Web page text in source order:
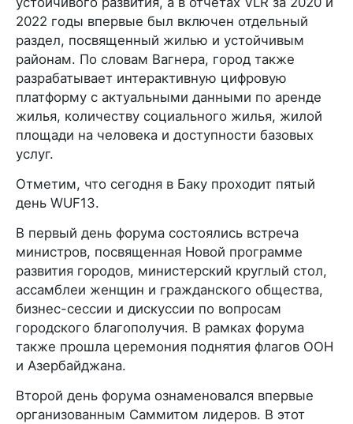
2022 годы впервые был включен отдельный
раздел, посвященный жилью и устойчивым
районам. По словам Вагнера, город также
разрабатывает интерактивную цифровую
платформу с актуальными данными по аренде
жилья, количеству социального жилья, жилой
площади на человека и доступности базовых
услуг.
Отметим, что сегодня в Баку проходит пятый
день WUF13.
В первый день форума состоялись встреча
министров, посвященная Новой программе
развития городов, министерский круглый стол,
ассамблеи женщин и гражданского общества,
бизнес-сессии и дискуссии по вопросам
городского благополучия. В рамках форума
также прошла церемония поднятия флагов ООН
и Азербайджана.
Второй день форума ознаменовался впервые
организованным Саммитом лидеров. В этот